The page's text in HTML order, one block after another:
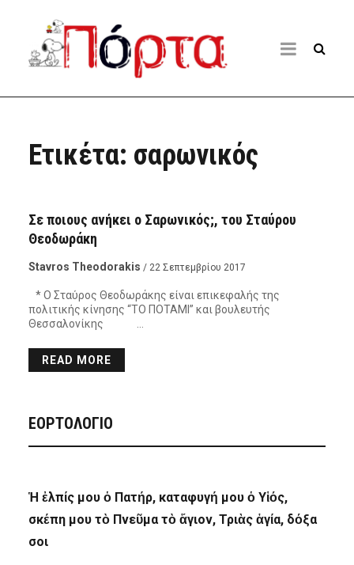
Ετικέτα: σαρωνικός
Σε ποιους ανήκει ο Σαρωνικός;, του Σταύρου
Θεοδωράκη
Stavros Theodorakis / 22 Σεπτεμβρίου 2017
* Ο Σταύρος Θεοδωράκης είναι επικεφαλής της
πολιτικής κίνησης “ΤΟ ΠΟΤΑΜΙ” και βουλευτής
Θεσσαλονίκης …
READ MORE
ΕΟΡΤΟΛΟΓΙΟ
Ἡ ἐλπίς μου ὁ Πατήρ, καταφυγή μου ὁ Υἱός,
σκέπη μου τὸ Πνεῦμα τὸ ἅγιον, Τριὰς ἁγία, δόξα
σοι